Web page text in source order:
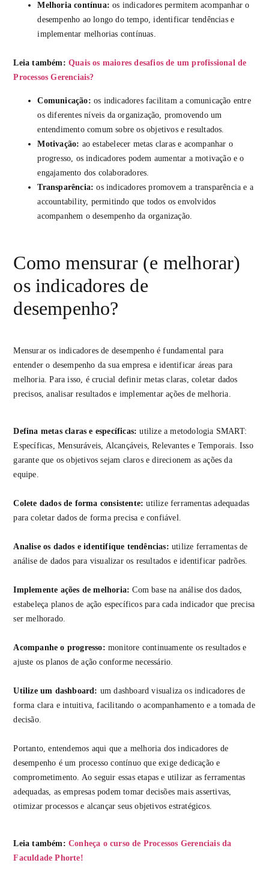
Melhoria contínua:os indicadores permitem acompanhar o
desempenho ao longo do tempo, identificar tendências e
implementar melhorias contínuas.
Leia também:Quais os maiores desafios de um profissional de
Processos Gerenciais?
Comunicação:os indicadores facilitam a comunicação entre
os diferentes níveis da organização, promovendo um
entendimento comum sobre os objetivos e resultados.
Motivação: ao estabelecer metas claras e acompanhar o
progresso, os indicadores podem aumentar a motivação e o
engajamento dos colaboradores.
Transparência: os indicadores promovem a transparência e a
accountability, permitindo que todos os envolvidos
acompanhem o desempenho da organização.
Como mensurar (e melhorar)
os indicadores de
desempenho?
Mensurar os indicadores de desempenho é fundamental para
entender o desempenho da sua empresa e identificar áreas para
melhoria. Para isso, é crucial definir metas claras, coletar dados
precisos, analisar resultados e implementar ações de melhoria.
Defina metas claras e específicas:utilize a metodologia SMART:
Específicas, Mensuráveis, Alcançáveis, Relevantes e Temporais. Isso
garante que os objetivos sejam claros e direcionem as ações da
equipe.
Colete dados de forma consistente: utilize ferramentas adequadas
para coletar dados de forma precisa e confiável.
Analise os dados e identifique tendências: utilize ferramentas de
análise de dados para visualizar os resultados e identificar padrões.
Implemente ações de melhoria: Com base na análise dos dados,
estabeleça planos de ação específicos para cada indicador que precisa
ser melhorado.
Acompanhe o progresso: monitore continuamente os resultados e
ajuste os planos de ação conforme necessário.
Utilize um dashboard: um dashboard visualiza os indicadores de
forma clara e intuitiva, facilitando o acompanhamento e a tomada de
decisão.
Portanto, entendemos aqui que a melhoria dos indicadores de
desempenho é um processo contínuo que exige dedicação e
comprometimento. Ao seguir essas etapas e utilizar as ferramentas
adequadas, as empresas podem tomar decisões mais assertivas,
otimizar processos e alcançar seus objetivos estratégicos.
Leia também:Conheça o curso de Processos Gerenciais da
Faculdade Phorte!